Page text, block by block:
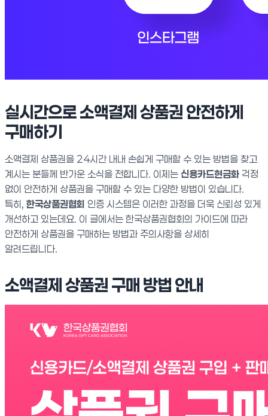
실시간으로 소액결제 상품권 안전하게
구매하기
소액결제 상품권을 24시간 내내 손쉽게 구매할 수 있는 방법을 찾고
계시는 분들께 반가운 소식을 전합니다. 이제는 신용카드현금화 걱정
없이 안전하게 상품권을 구매할 수 있는 다양한 방법이 있습니다.
특히, 한국상품권협회 인증 시스템은 이러한 과정을 더욱 신뢰성 있게
개선하고 있는데요. 이 글에서는 한국상품권협회의 가이드에 따라
안전하게 상품권을 구매하는 방법과 주의사항을 상세히
알려드립니다.
소액결제 상품권 구매 방법 안내